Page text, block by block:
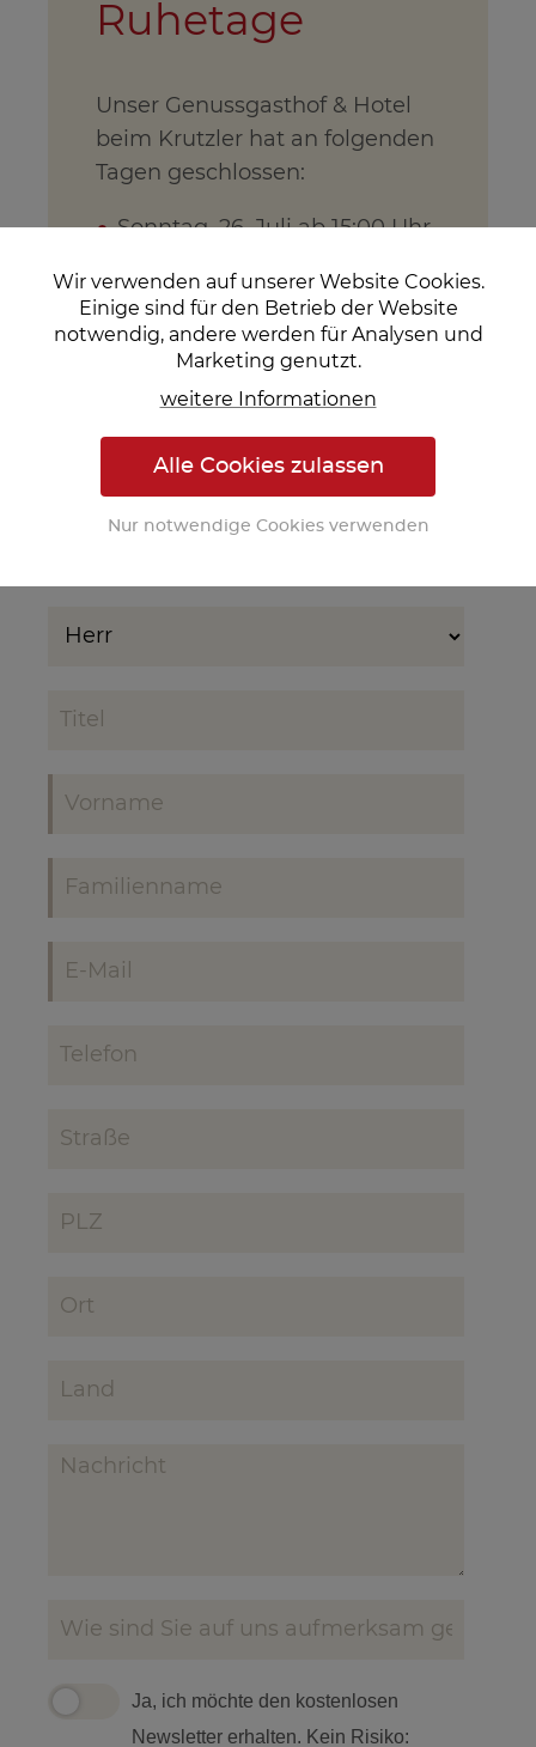
Ruhetage
Unser Genussgasthof & Hotel
beim Krutzler hat an folgenden
Tagen geschlossen:
Sonntag, 26. Juli ab 15:00 Uhr
Juli.
Samstag, 1. August sind wir
gerne ab 11:00 Uhr wieder für
Wir freuen uns auf Sie!
Ja, ich möchte den kostenlosen
Newsletter erhalten. Kein Risiko:
Wir verwenden auf unserer Website Cookies.
Einige sind für den Betrieb der Website
notwendig, andere werden für Analysen und
Marketing genutzt.
weitere Informationen
Alle Cookies zulassen
Nur notwendige Cookies verwenden